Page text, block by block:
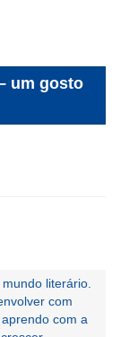
um gosto
literário.
com
com a